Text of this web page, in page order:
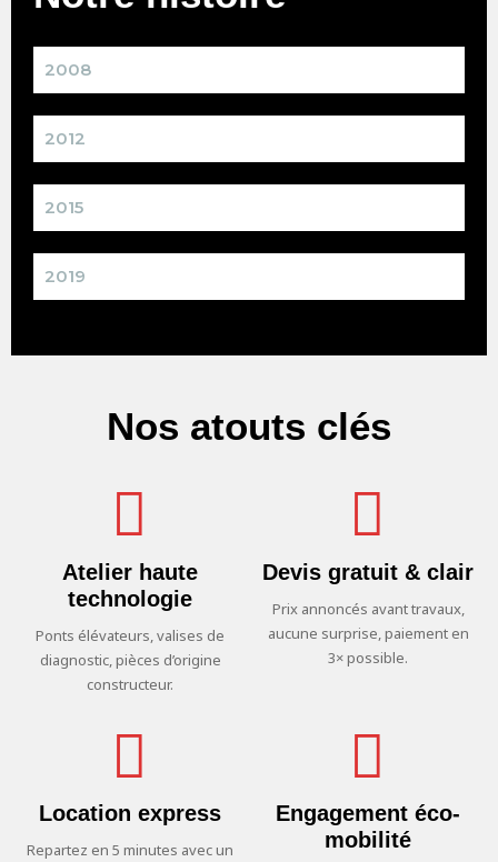
2008
2012
2015
2019
Nos atouts clés
Atelier haute
technologie
Ponts élévateurs, valises de
diagnostic, pièces d’origine
constructeur.
Devis gratuit & clair
Prix annoncés avant travaux,
aucune surprise, paiement en
3× possible.
Location express
Repartez en 5 minutes avec un
Engagement éco-
mobilité